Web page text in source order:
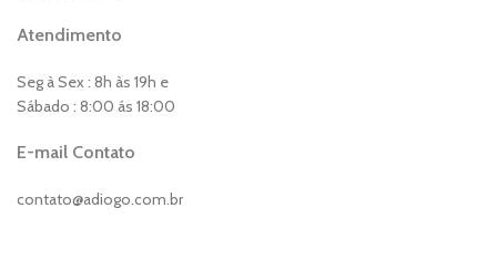
Atendimento
Seg à Sex : 8h às 19h e
Sábado : 8:00 ás 18:00
E-mail Contato
contato@adiogo.com.br